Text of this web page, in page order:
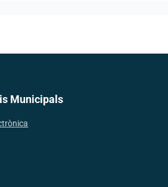
Municipals